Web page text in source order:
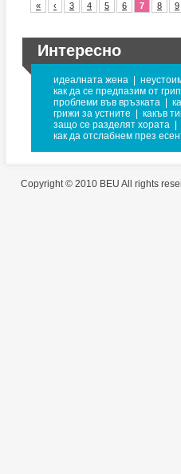
« ‹ 3 4 5 6 7 8 9
Интересно
идеалната жена
как да се предпазим от
проблеми във връзката
грижи за устните
какъв
защо се разделят хората
как да отслабнем през
Copyright © 2010 BEU All rights